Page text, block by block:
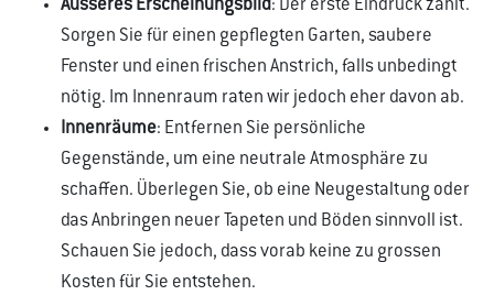
Äusseres Erscheinungsbild: Der erste Eindruck zählt.
Sorgen Sie für einen gepflegten Garten, saubere
Fenster und einen frischen Anstrich, falls unbedingt
nötig. Im Innenraum raten wir jedoch eher davon ab.
Innenräume: Entfernen Sie persönliche
Gegenstände, um eine neutrale Atmosphäre zu
schaffen. Überlegen Sie, ob eine Neugestaltung oder
das Anbringen neuer Tapeten und Böden sinnvoll ist.
Schauen Sie jedoch, dass vorab keine zu grossen
Kosten für Sie entstehen.